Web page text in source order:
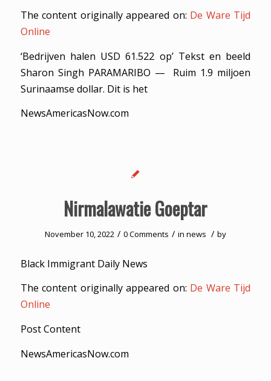
The content originally appeared on: De Ware Tijd
Online
‘Bedrijven halen USD 61.522 op’ Tekst en beeld
Sharon Singh PARAMARIBO — Ruim 1.9 miljoen
Surinaamse dollar. Dit is het
NewsAmericasNow.com
Nirmalawatie Goeptar
November 10, 2022 / 0 Comments / in news / by
Black Immigrant Daily News
The content originally appeared on: De Ware Tijd
Online
Post Content
NewsAmericasNow.com